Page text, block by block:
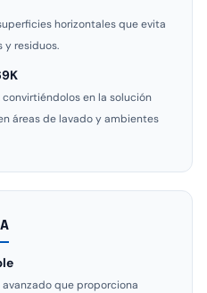
horizontales que evita
y residuos.
en la solución
áreas de lavado y ambientes
que proporciona